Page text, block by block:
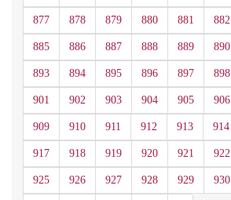
877 878 879 880 881 882
885 886 887 888 889 890
893 894 895 896 897 898
901 902 903 904 905 906
909 910 911 912 913 914
917 918 919 920 921 922
925 926 927 928 929 930